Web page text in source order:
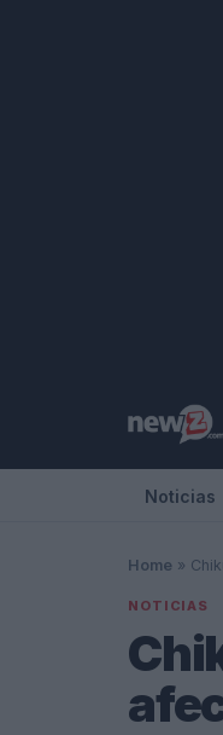
Noticias
Home »
NOTICIAS